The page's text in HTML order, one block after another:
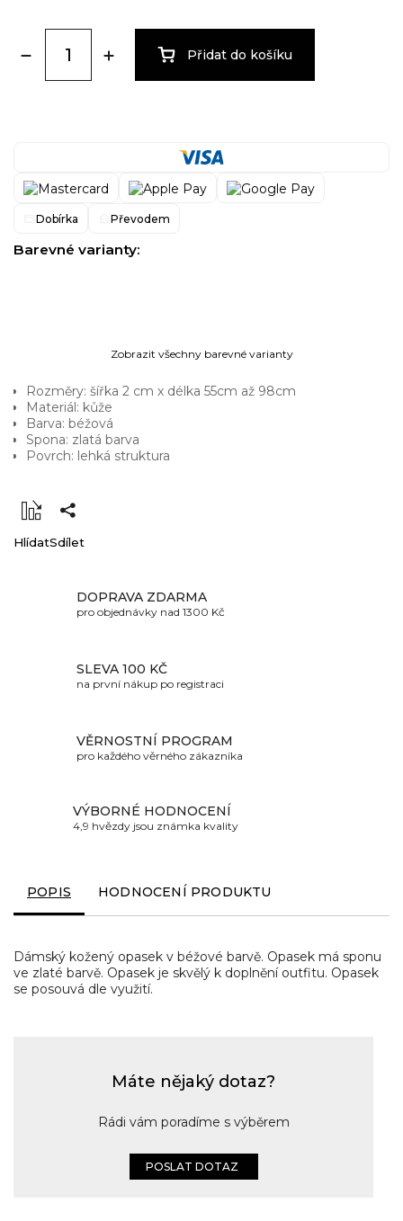
Přidat do košíku
Dobírka Převodem
Barevné varianty:
Zobrazit všechny barevné varianty
Rozměry: šířka 2 cm x délka 55cm až 98cm
Materiál: kůže
Barva: béžová
Spona: zlatá barva
Povrch: lehká struktura
HlídatSdílet
DOPRAVA ZDARMA
pro objednávky nad 1300 Kč
SLEVA 100 KČ
na první nákup po registraci
VĚRNOSTNÍ PROGRAM
pro každého věrného zákazníka
VÝBORNÉ HODNOCENÍ
4,9 hvězdy jsou známka kvality
POPIS HODNOCENÍ PRODUKTU
Dámský kožený opasek v béžové barvě. Opasek má sponu
ve zlaté barvě. Opasek je skvělý k doplnění outfitu. Opasek
se posouvá dle využití.
Máte nějaký dotaz?
Rádi vám poradíme s výběrem
POSLAT DOTAZ